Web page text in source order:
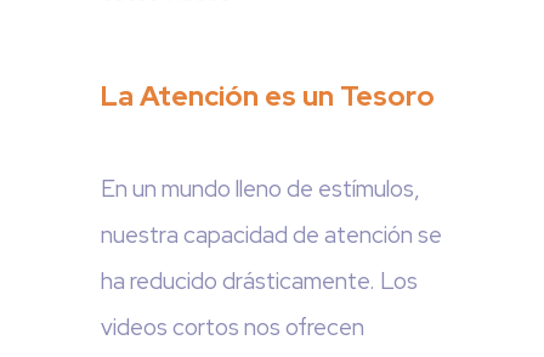
La Atención es un Tesoro
En un mundo lleno de estímulos,
nuestra capacidad de atención se
ha reducido drásticamente. Los
videos cortos nos ofrecen